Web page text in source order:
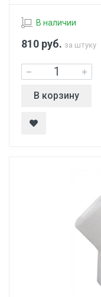
В наличии
810 руб. за штуку
В корзину